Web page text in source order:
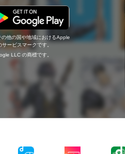
他の国や地域におけるApple
ービスマークです。
LLC の商標です。